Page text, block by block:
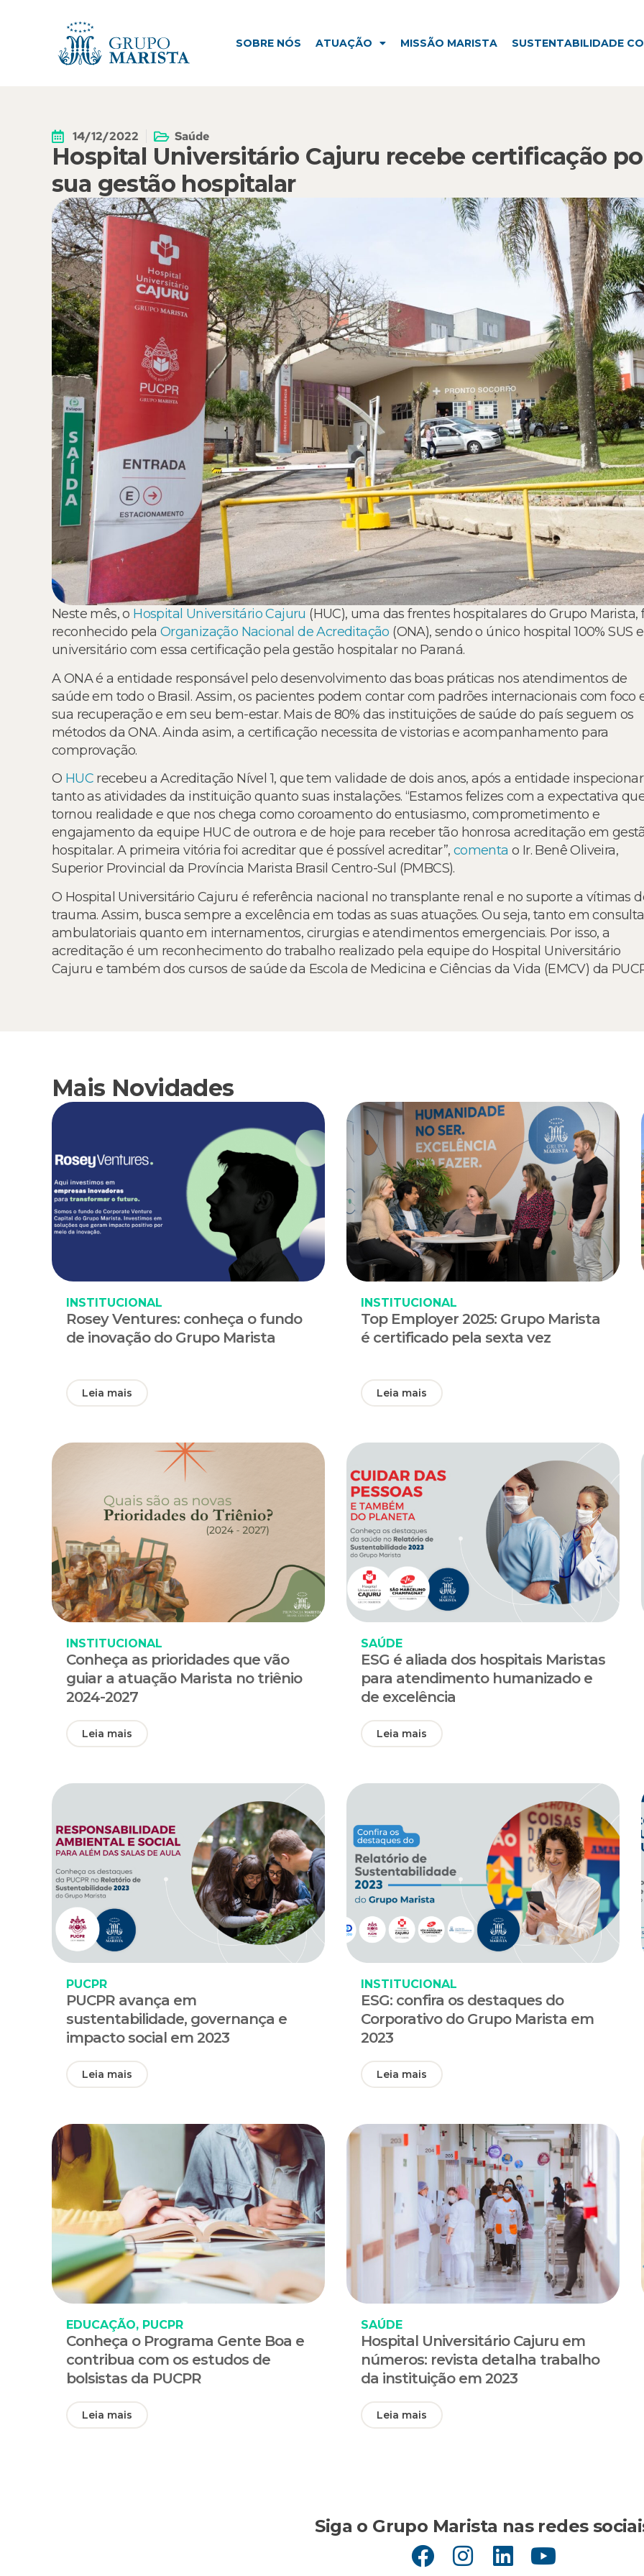
SOBRE NÓS ATUAÇÃO MISSÃO MARISTA SUSTENTABILIDADE
14/12/2022 Saúde
Hospital Universitário Cajuru recebe certificação
sua gestão hospitalar
Neste mês, o Hospital Universitário Cajuru (HUC), uma das frentes hospitalares do Grupo Marista,
reconhecido pela Organização Nacional de Acreditação (ONA), sendo o único hospital 100% SUS e
universitário com essa certificação pela gestão hospitalar no Paraná.
A ONA é a entidade responsável pelo desenvolvimento das boas práticas nos atendimentos de
saúde em todo o Brasil. Assim, os pacientes podem contar com padrões internacionais com foco
sua recuperação e em seu bem-estar. Mais de 80% das instituições de saúde do país seguem os
métodos da ONA. Ainda asim, a certificação necessita de vistorias e acompanhamento para
comprovação.
O HUC recebeu a Acreditação Nível 1, que tem validade de dois anos, após a entidade inspecionar
tanto as atividades da instituição quanto suas instalações. “Estamos felizes com a expectativa
tornou realidade e que nos chega como coroamento do entusiasmo, comprometimento e
engajamento da equipe HUC de outrora e de hoje para receber tão honrosa acreditação em
hospitalar. A primeira vitória foi acreditar que é possível acreditar”, comenta o Ir. Benê Oliveira,
Superior Provincial da Província Marista Brasil Centro-Sul (PMBCS).
O Hospital Universitário Cajuru é referência nacional no transplante renal e no suporte a vítimas
trauma. Assim, busca sempre a excelência em todas as suas atuações. Ou seja, tanto em
ambulatoriais quanto em internamentos, cirurgias e atendimentos emergenciais. Por isso, a
acreditação é um reconhecimento do trabalho realizado pela equipe do Hospital Universitário
Cajuru e também dos cursos de saúde da Escola de Medicina e Ciências da Vida (EMCV) da
Mais Novidades
INSTITUCIONAL
Rosey Ventures: conheça o fundo
de inovação do Grupo Marista
Leia mais
INSTITUCIONAL
Top Employer 2025: Grupo Marista
é certificado pela sexta vez
Leia mais
INSTITUCIONAL
Conheça as prioridades que vão
guiar a atuação Marista no triênio
2024-2027
Leia mais
SAÚDE
ESG é aliada dos hospitais Maristas
para atendimento humanizado e
de excelência
Leia mais
PUCPR
PUCPR avança em
sustentabilidade, governança e
impacto social em 2023
Leia mais
INSTITUCIONAL
ESG: confira os destaques do
Corporativo do Grupo Marista em
2023
Leia mais
EDUCAÇÃO, PUCPR
Conheça o Programa Gente Boa e
contribua com os estudos de
bolsistas da PUCPR
Leia mais
SAÚDE
Hospital Universitário Cajuru em
números: revista detalha trabalho
da instituição em 2023
Leia mais
Siga o Grupo Marista nas redes